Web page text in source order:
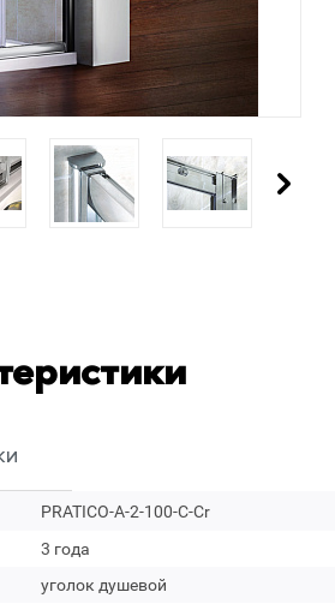
PRATICO-A-2-100-C-Cr
3 года
уголок душевой